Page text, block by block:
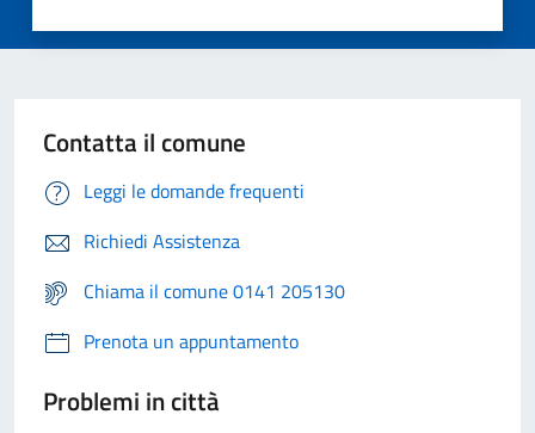
Contatta il comune
Leggi le domande frequenti
Richiedi Assistenza
Chiama il comune 0141 205130
Prenota un appuntamento
Problemi in città